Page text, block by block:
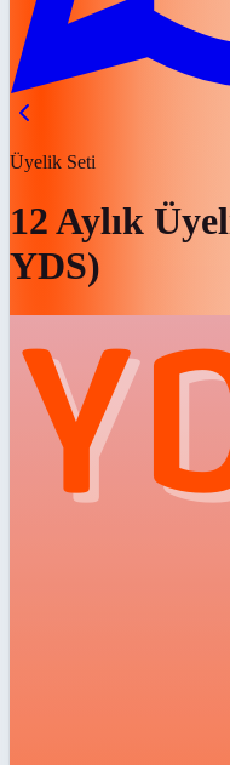
Üyelik Seti
12 Aylık
YDS)